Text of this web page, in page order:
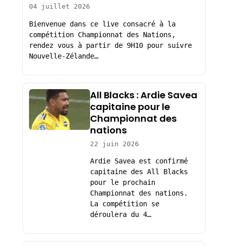
04 juillet 2026
Bienvenue dans ce live consacré à la
compétition Championnat des Nations,
rendez vous à partir de 9H10 pour suivre
Nouvelle-Zélande…
All Blacks : Ardie Savea
capitaine pour le
Championnat des
nations
22 juin 2026
Ardie Savea est confirmé
capitaine des All Blacks
pour le prochain
Championnat des nations.
La compétition se
déroulera du 4…